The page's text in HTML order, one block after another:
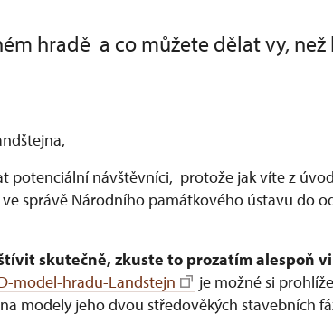
hradě a co můžete dělat vy,
potenciální návštěvníci, protože jak víte z
správě Národního památkového ústavu do
skutečně, zkuste to prozatím alespoň
model-hradu-Landstejn
je možné si
modely jeho dvou středověkých stavebních